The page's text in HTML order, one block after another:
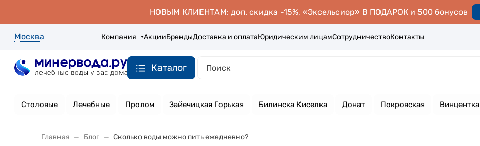
НОВЫМ КЛИЕНТАМ: доп. скидка -15%, «Эксельсиор» В ПОДАРОК и 500 бонусов
Москва Компания АкцииБрендыДоставка и оплатаЮридическим лицамСотрудничествоКонтакты
Каталог
Столовые Лечебные Пролом Зайечицкая Горькая Билинска Киселка Донат Покровская Винцентка
Главная Блог Сколько воды можно пить ежедневно?